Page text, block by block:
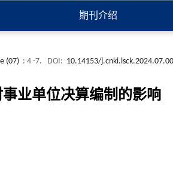
期刊介绍
(07) : 4 -7. DOI: 10.14153/
业单位决算编制的影响